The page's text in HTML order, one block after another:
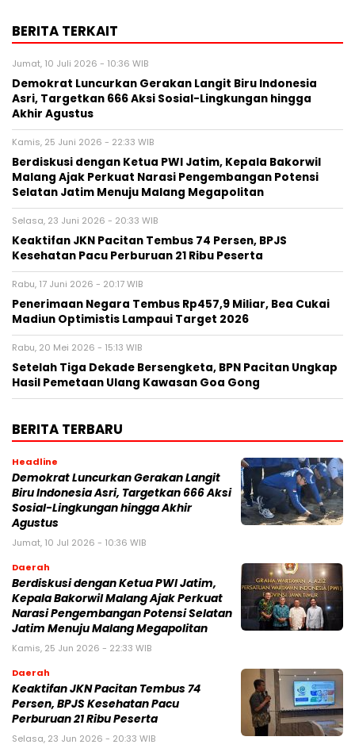
BERITA TERKAIT
Jumat, 10 Juli 2026 - 10:36 WIB
Demokrat Luncurkan Gerakan Langit Biru Indonesia
Asri, Targetkan 666 Aksi Sosial-Lingkungan hingga
Akhir Agustus
Kamis, 25 Juni 2026 - 22:33 WIB
Berdiskusi dengan Ketua PWI Jatim, Kepala Bakorwil
Malang Ajak Perkuat Narasi Pengembangan Potensi
Selatan Jatim Menuju Malang Megapolitan
Selasa, 23 Juni 2026 - 20:33 WIB
Keaktifan JKN Pacitan Tembus 74 Persen, BPJS
Kesehatan Pacu Perburuan 21 Ribu Peserta
Rabu, 17 Juni 2026 - 20:17 WIB
Penerimaan Negara Tembus Rp457,9 Miliar, Bea Cukai
Madiun Optimistis Lampaui Target 2026
Rabu, 20 Mei 2026 - 15:13 WIB
Setelah Tiga Dekade Bersengketa, BPN Pacitan Ungkap
Hasil Pemetaan Ulang Kawasan Goa Gong
BERITA TERBARU
Headline
Demokrat Luncurkan Gerakan Langit
Biru Indonesia Asri, Targetkan 666 Aksi
Sosial-Lingkungan hingga Akhir
Agustus
Jumat, 10 Jul 2026 - 10:36 WIB
Daerah
Berdiskusi dengan Ketua PWI Jatim,
Kepala Bakorwil Malang Ajak Perkuat
Narasi Pengembangan Potensi Selatan
Jatim Menuju Malang Megapolitan
Kamis, 25 Jun 2026 - 22:33 WIB
Daerah
Keaktifan JKN Pacitan Tembus 74
Persen, BPJS Kesehatan Pacu
Perburuan 21 Ribu Peserta
Selasa, 23 Jun 2026 - 20:33 WIB